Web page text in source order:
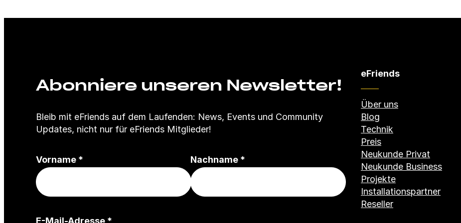
Abonniere unseren Newsletter!
Bleib mit eFriends auf dem Laufenden: News, Events und Community
Updates, nicht nur für eFriends Mitglieder!
Vorname (
l
* Nachname (
l
*
E-Mail-Adresse (*
eFriends
Über uns
Blog
Technik
Preis
Neukunde Privat
Neukunde Business
Projekte
Installationspartner
Reseller